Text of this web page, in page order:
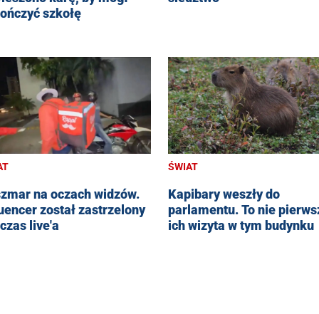
szkołę
na oczach widzów.
został zastrzelony
live'a
ŚWIAT
Kapibary weszły do
parlamentu. To nie
ich wizyta w tym budynku